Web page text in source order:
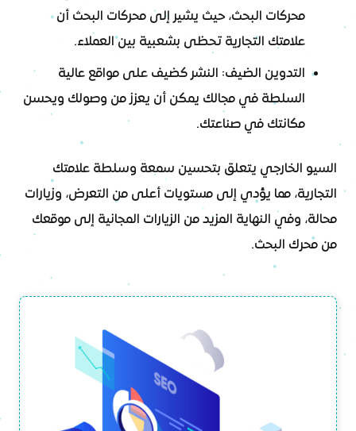
محركات البحث، حيث يشير إلى محركات البحث أن
علامتك التجارية تحظى بشعبية بين العملاء.
التدوين الضيف: النشر كضيف على مواقع عالية
السلطة في مجالك يمكن أن يعزز من وصولك ويحسن
مكانتك في صناعتك.
السيو الخارجي يتعلق بتحسين سمعة وسلطة علامتك
التجارية، مما يؤدي إلى مستويات أعلى من التعرض، وزيارات
محالة، وفي النهاية المزيد من الزيارات المجانية إلى موقعك
من محرك البحث.